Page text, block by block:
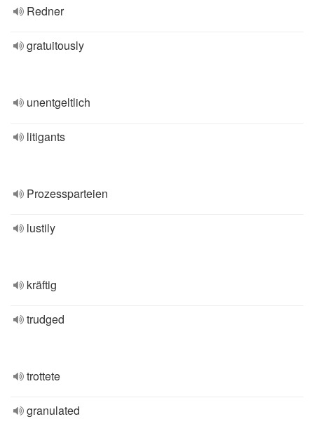
Redner
gratuitously
unentgeltlich
litigants
Prozessparteien
lustily
kräftig
trudged
trottete
granulated